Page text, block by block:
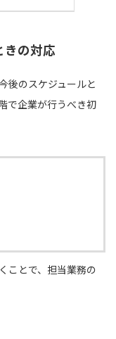
きの対応
後のスケジュールと
で企業が行うべき初
ことで、担当業務の